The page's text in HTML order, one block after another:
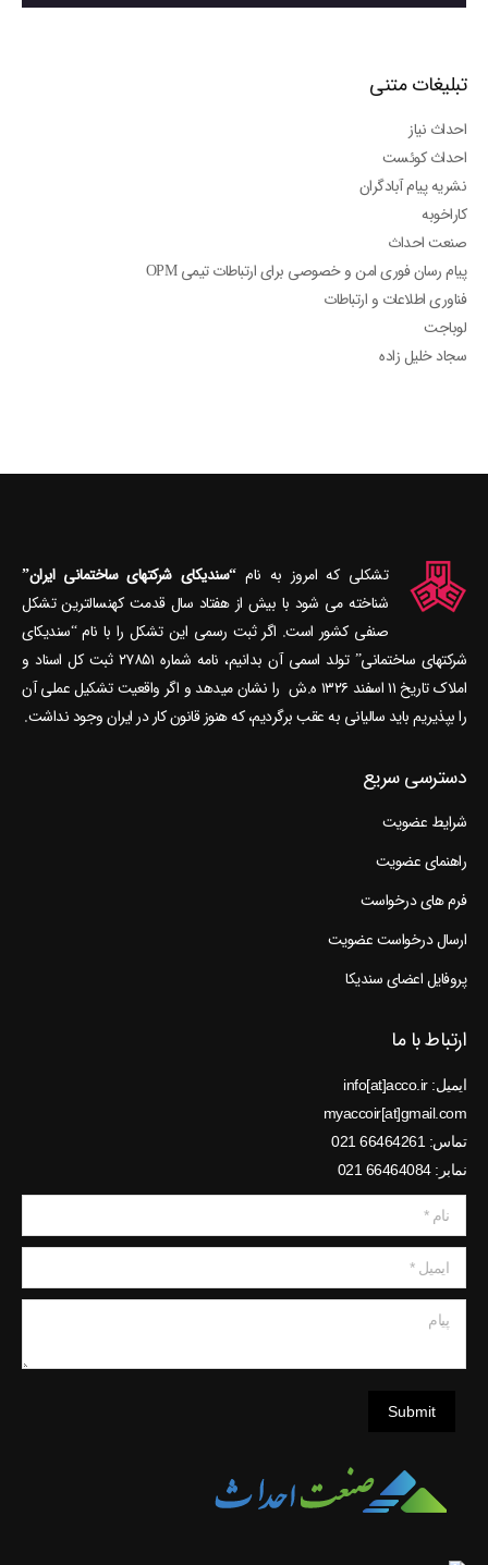
تبلیغات متنی
احداث نیاز
احداث کوئست
نشریه پیام آبادگران
کاراخوبه
صنعت احداث
پیام رسان فوری امن و خصوصی برای ارتباطات تیمی OPM
فناوری اطلاعات و ارتباطات
لوباجت
سجاد خلیل زاده
تشکلی که امروز به نام“سندیکای شرکتهای ساختمانی ایران”
شناخته می‎ شود با بیش از هفتاد سال قدمت کهنسال‎ترین تشکل
صنفی کشور است. اگر ثبت رسمی این تشکل را با نام “سندیکای
شرکتهای ساختمانی” تولد اسمی آن بدانیم، نامه شماره ۲۷۸۵۱ ثبت کل اسناد و
املاک تاریخ ۱۱ اسفند ۱۳۲۶ ه.ش را نشان می‎دهد و اگر واقعیت تشکیل عملی آن
را بپذیریم باید سالیانی به عقب برگردیم، که هنوز قانون کار در ایران وجود نداشت.
دسترسی سریع
شرایط عضویت
راهنمای عضویت
فرم های درخواست
ارسال درخواست عضویت
پروفایل اعضای سندیکا
ارتباط با ما
ایمیل: info[at]acco.ir
myaccoir[at]gmail.com
تماس: 66464261 021
نمابر: 66464084 021
نام *
ایمیل *
Submit